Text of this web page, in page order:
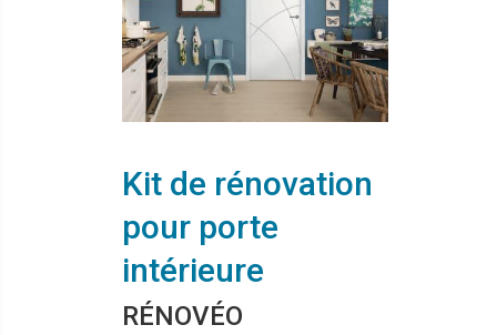
Kit de rénovation
pour porte
intérieure
RÉNOVÉO